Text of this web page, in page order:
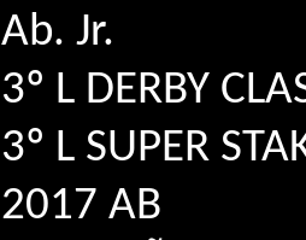
Ab. Jr.
3º L DERBY
3º L SUPER
2017 AB